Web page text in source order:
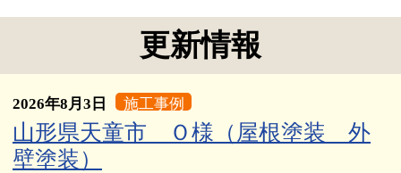
更新情報
2026年8月3日 施工事例
山形県天童市 Ｏ様（屋根塗装 外
壁塗装）